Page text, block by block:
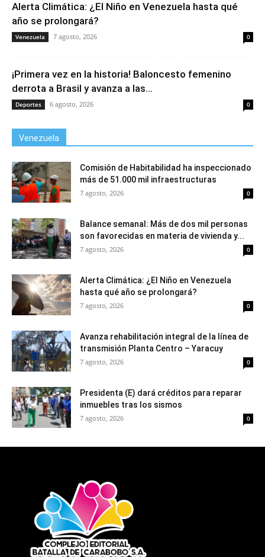
Alerta Climática: ¿El Niño en Venezuela hasta qué
año se prolongará?
Venezuela 7 agosto, 2026 0
¡Primera vez en la historia! Baloncesto femenino
derrota a Brasil y avanza a las...
Deportes 6 agosto, 2026 0
Venezuela
Comisión de Habitabilidad ha inspeccionado
más de 51.000 mil infraestructuras
7 agosto, 2026 0
Balance semanal: Más de dos mil personas
son favorecidas en materia de vivienda y...
7 agosto, 2026 0
Alerta Climática: ¿El Niño en Venezuela
hasta qué año se prolongará?
7 agosto, 2026 0
Avanza rehabilitación integral de la línea de
transmisión Planta Centro – Yaracuy
7 agosto, 2026 0
Presidenta (E) dará créditos para reparar
inmuebles tras los sismos
7 agosto, 2026 0